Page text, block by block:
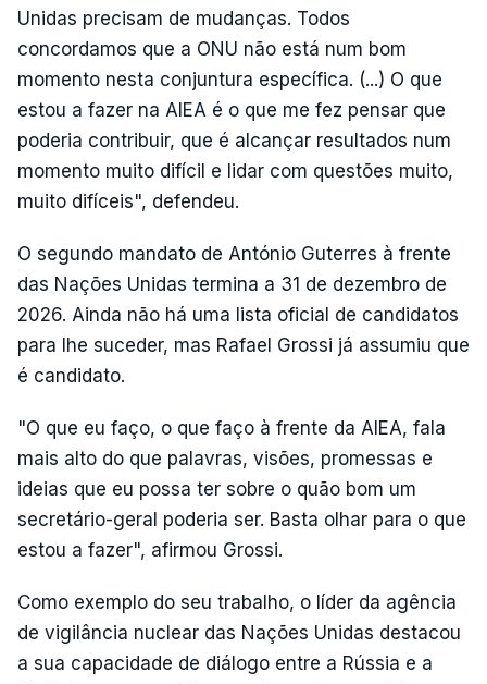
Unidas precisam de mudanças. Todos
concordamos que a ONU não está num bom
momento nesta conjuntura específica. (...) O que
estou a fazer na AIEA é o que me fez pensar que
poderia contribuir, que é alcançar resultados num
momento muito difícil e lidar com questões muito,
muito difíceis", defendeu.
O segundo mandato de António Guterres à frente
das Nações Unidas termina a 31 de dezembro de
2026. Ainda não há uma lista oficial de candidatos
para lhe suceder, mas Rafael Grossi já assumiu que
é candidato.
"O que eu faço, o que faço à frente da AIEA, fala
mais alto do que palavras, visões, promessas e
ideias que eu possa ter sobre o quão bom um
secretário-geral poderia ser. Basta olhar para o que
estou a fazer", afirmou Grossi.
Como exemplo do seu trabalho, o líder da agência
de vigilância nuclear das Nações Unidas destacou
a sua capacidade de diálogo entre a Rússia e a